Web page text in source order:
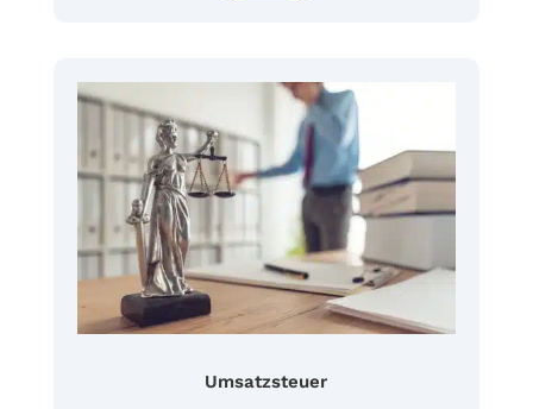
Umsatzsteuer